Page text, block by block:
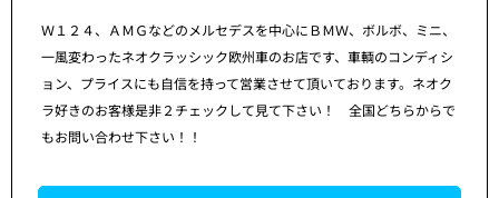
Ｗ１２４、ＡＭＧなどのメルセデスを中心にＢＭＷ、ボルボ、ミニ、
一風変わったネオクラッシック欧州車のお店です、車輌のコンディシ
ョン、プライスにも自信を持って営業させて頂いております。ネオク
ラ好きのお客様是非２チェックして見て下さい！ 全国どちらからで
もお問い合わせ下さい！！